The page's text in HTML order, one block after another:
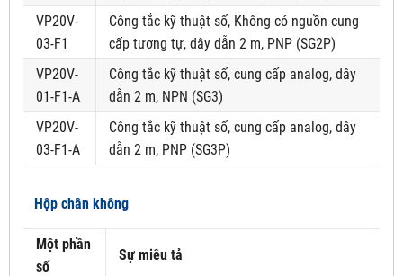
VP20V-
03-F1
Công tắc kỹ thuật số, Không có nguồn cung
cấp tương tự, dây dẫn 2 m, PNP (SG2P)
VP20V-
01-F1-A
Công tắc kỹ thuật số, cung cấp analog, dây
dẫn 2 m, NPN (SG3)
VP20V-
03-F1-A
Công tắc kỹ thuật số, cung cấp analog, dây
dẫn 2 m, PNP (SG3P)
Hộp chân không
Một phần
số
Sự miêu tả